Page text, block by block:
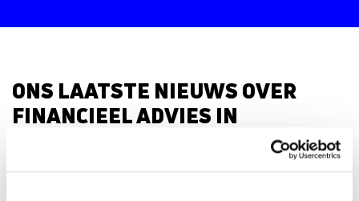
ONS LAATSTE NIEUWS OVER
FINANCIEEL ADVIES IN